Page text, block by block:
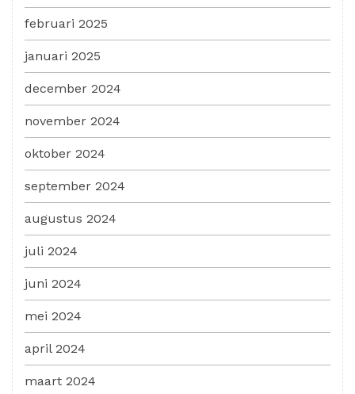
februari 2025
januari 2025
december 2024
november 2024
oktober 2024
september 2024
augustus 2024
juli 2024
juni 2024
mei 2024
april 2024
maart 2024